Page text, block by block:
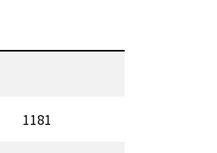
1181